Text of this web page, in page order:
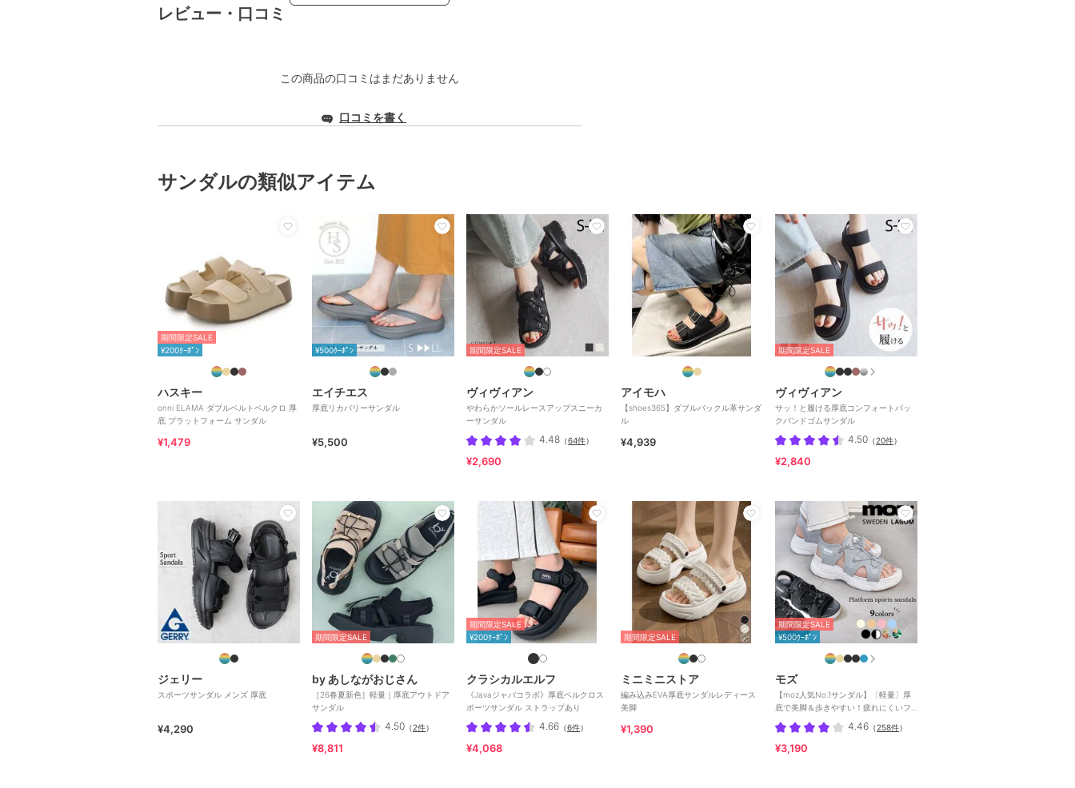
レビュー・口コミ
この商品の口コミはまだありません
口コミを書く
サンダルの類似アイテム
期間限定SALE
¥200ｸｰﾎﾟﾝ
ハスキー
onni ELAMA ダブルベルトベルクロ 厚
底 プラットフォーム サンダル
¥1,479
¥500ｸｰﾎﾟﾝ
エイチエス
厚底リカバリーサンダル
¥5,500
期間限定SALE
ヴィヴィアン
やわらかソールレースアップスニーカ
ーサンダル
4.48 （64件）
¥2,690
アイモハ
【shoes365】ダブルバックル革サンダ
ル
¥4,939
期間限定SALE
ヴィヴィアン
サッ！と履ける厚底コンフォートバッ
クバンドゴムサンダル
4.50 （20件）
¥2,840
ジェリー
スポーツサンダル メンズ 厚底
¥4,290
期間限定SALE
by あしながおじさん
［26春夏新色］軽量｜厚底アウトドア
サンダル
4.50 （2件）
¥8,811
期間限定SALE
¥200ｸｰﾎﾟﾝ
クラシカルエルフ
《Javaジャバコラボ》厚底ベルクロス
ポーツサンダル ストラップあり
4.66 （6件）
¥4,068
期間限定SALE
ミニミニストア
編み込みEVA厚底サンダルレディース
美脚
¥1,390
期間限定SALE
¥500ｸｰﾎﾟﾝ
モズ
【moz人気No.1サンダル】〔軽量〕厚
底で美脚＆歩きやすい！疲れにくいフ
ィット感のスポーツサンダル
4.46 （258件）
¥3,190